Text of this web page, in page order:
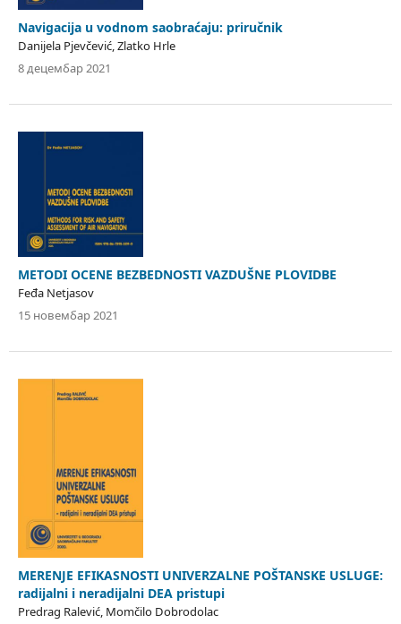
Navigacija u vodnom saobraćaju: priručnik
Danijela Pjevčević, Zlatko Hrle
8 децембар 2021
METODI OCENE BEZBEDNOSTI VAZDUŠNE PLOVIDBE
Feđa Netjasov
15 новембар 2021
MERENJE EFIKASNOSTI UNIVERZALNE POŠTANSKE USLUGE:
radijalni i neradijalni DEA pristupi
Predrag Ralević, Momčilo Dobrodolac